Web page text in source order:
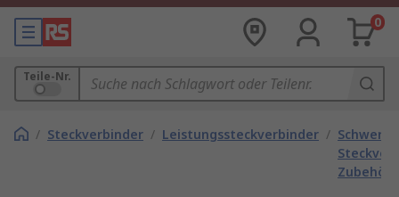
0
Teile-Nr.
/ Steckverbinder / Leistungssteckverbinder / Schwere
Zubehör